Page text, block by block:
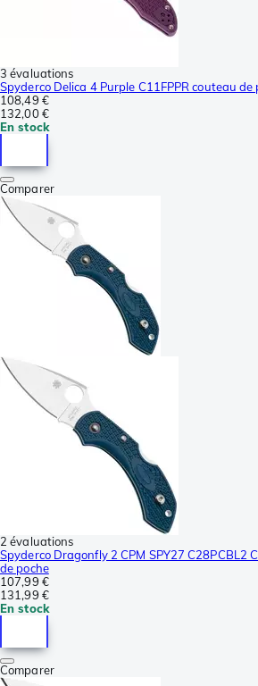
3 évaluations
Spyderco Delica 4 Purple C11FPPR couteau de
108,49 €
132,00 €
En stock
Comparer
2 évaluations
Spyderco Dragonfly 2 CPM SPY27 C28PCBL2
de poche
107,99 €
131,99 €
En stock
Comparer